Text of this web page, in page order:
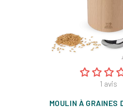
1 avis
MOULIN À GRAINES